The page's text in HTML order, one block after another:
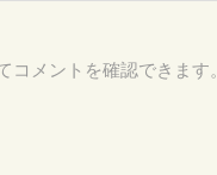
メントを確認できます。